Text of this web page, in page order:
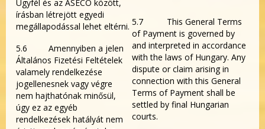
Ügyfél és az ASECO között,
írásban létrejött egyedi
megállapodással lehet eltérni.
5.6 Amennyiben a jelen
Általános Fizetési Feltételek
valamely rendelkezése
jogellenesnek vagy végre
nem hajthatónak minősül,
úgy ez az egyéb
rendelkezések hatályát nem
5.7 This General Terms
of Payment is governed by
and interpreted in accordance
with the laws of Hungary. Any
dispute or claim arising in
connection with this General
Terms of Payment shall be
settled by final Hungarian
courts.